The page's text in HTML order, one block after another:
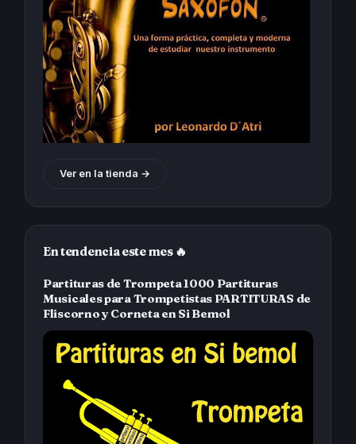
Ver en la tienda →
En tendencia este mes 🔥
Partituras de Trompeta 1000 Partituras
Musicales para Trompetistas PARTITURAS de
Fliscorno y Corneta en Si Bemol